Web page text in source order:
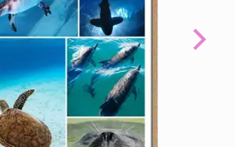
Next